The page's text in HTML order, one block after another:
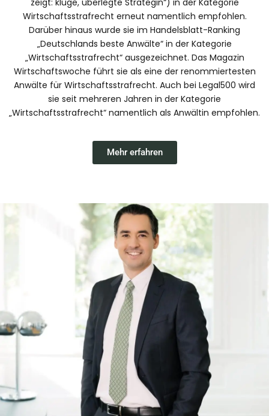
zeigt: kluge, überlegte Strategin“) in der Kategorie
Wirtschaftsstrafrecht erneut namentlich empfohlen.
Darüber hinaus wurde sie im Handelsblatt-Ranking
„Deutschlands beste Anwälte“ in der Kategorie
„Wirtschaftsstrafrecht“ ausgezeichnet. Das Magazin
Wirtschaftswoche führt sie als eine der renommiertesten
Anwälte für Wirtschaftsstrafrecht. Auch bei Legal500 wird
sie seit mehreren Jahren in der Kategorie
„Wirtschaftsstrafrecht“ namentlich als Anwältin empfohlen.
Mehr erfahren